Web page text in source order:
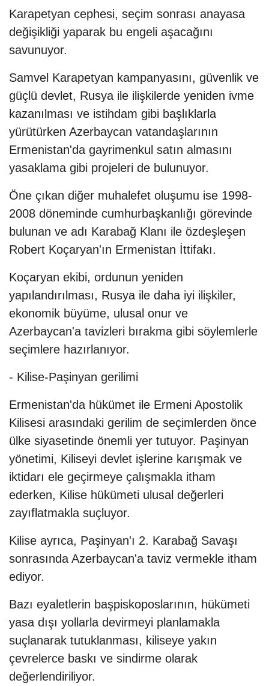
Karapetyan cephesi, seçim sonrası anayasa
değişikliği yaparak bu engeli aşacağını
savunuyor.
Samvel Karapetyan kampanyasını, güvenlik ve
güçlü devlet, Rusya ile ilişkilerde yeniden ivme
kazanılması ve istihdam gibi başlıklarla
yürütürken Azerbaycan vatandaşlarının
Ermenistan'da gayrimenkul satın almasını
yasaklama gibi projeleri de bulunuyor.
Öne çıkan diğer muhalefet oluşumu ise 1998-
2008 döneminde cumhurbaşkanlığı görevinde
bulunan ve adı Karabağ Klanı ile özdeşleşen
Robert Koçaryan'ın Ermenistan İttifakı.
Koçaryan ekibi, ordunun yeniden
yapılandırılması, Rusya ile daha iyi ilişkiler,
ekonomik büyüme, ulusal onur ve
Azerbaycan'a tavizleri bırakma gibi söylemlerle
seçimlere hazırlanıyor.
- Kilise-Paşinyan gerilimi
Ermenistan'da hükümet ile Ermeni Apostolik
Kilisesi arasındaki gerilim de seçimlerden önce
ülke siyasetinde önemli yer tutuyor. Paşinyan
yönetimi, Kiliseyi devlet işlerine karışmak ve
iktidarı ele geçirmeye çalışmakla itham
ederken, Kilise hükümeti ulusal değerleri
zayıflatmakla suçluyor.
Kilise ayrıca, Paşinyan'ı 2. Karabağ Savaşı
sonrasında Azerbaycan'a taviz vermekle itham
ediyor.
Bazı eyaletlerin başpiskoposlarının, hükümeti
yasa dışı yollarla devirmeyi planlamakla
suçlanarak tutuklanması, kiliseye yakın
çevrelerce baskı ve sindirme olarak
değerlendiriliyor.